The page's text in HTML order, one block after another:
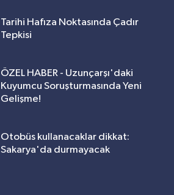
Tarihi Hafıza Noktasında Çadır
Tepkisi
ÖZEL HABER - Uzunçarşı'daki
Kuyumcu Soruşturmasında Yeni
Gelişme!
Otobüs kullanacaklar dikkat:
Sakarya'da durmayacak